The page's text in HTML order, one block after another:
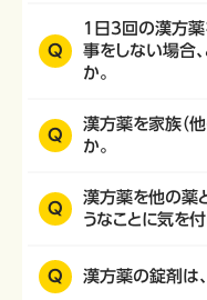
Q
1日3回の漢方薬
事をしない場合
か。
Q
漢方薬を家族（
か。
Q
漢方薬を他の薬
うなことに気を
Q 漢方薬の錠剤は